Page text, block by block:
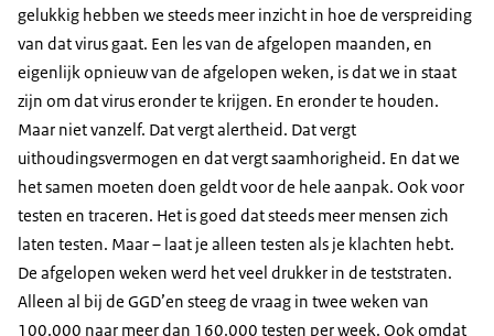
gelukkig hebben we steeds meer inzicht in hoe de verspreiding
van dat virus gaat. Een les van de afgelopen maanden, en
eigenlijk opnieuw van de afgelopen weken, is dat we in staat
zijn om dat virus eronder te krijgen. En eronder te houden.
Maar niet vanzelf. Dat vergt alertheid. Dat vergt
uithoudingsvermogen en dat vergt saamhorigheid. En dat we
het samen moeten doen geldt voor de hele aanpak. Ook voor
testen en traceren. Het is goed dat steeds meer mensen zich
laten testen. Maar – laat je alleen testen als je klachten hebt.
De afgelopen weken werd het veel drukker in de teststraten.
Alleen al bij de GGD’en steeg de vraag in twee weken van
100.000 naar meer dan 160.000 testen per week. Ook omdat